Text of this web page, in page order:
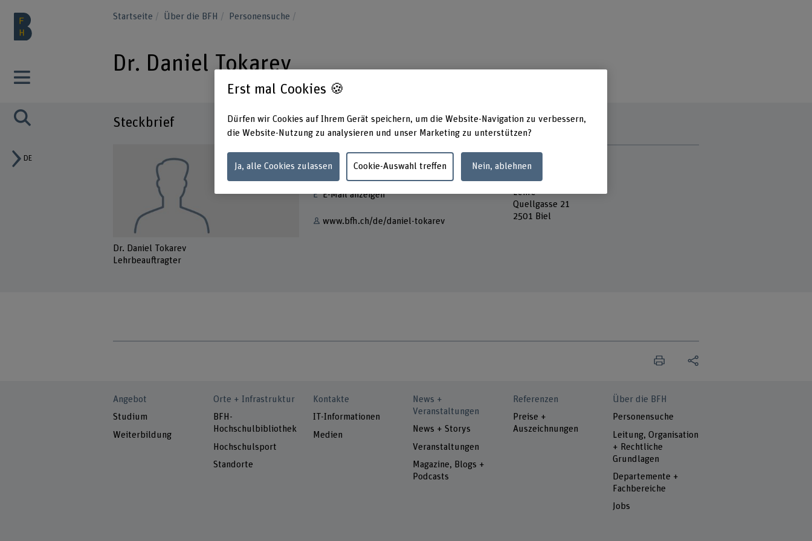
DE
Startseite Über die BFH Personensuche
Dr. Daniel Tokarev
Steckbrief
Dr. Daniel Tokarev
Lehrbeauftragter
Kontakt
E-Mail anzeigen
www.bfh.ch/de/daniel-tokarev
Adresse
Berner Fachhochschule
Technik und Informatik
Lehre
Quellgasse 21
2501 Biel
Angebot
Studium
Weiterbildung
Orte + Infrastruktur
BFH-
Hochschulbibliothek
Hochschulsport
Standorte
Kontakte
IT-Informationen
Medien
News +
Veranstaltungen
News + Storys
Veranstaltungen
Magazine, Blogs +
Podcasts
Referenzen
Preise +
Auszeichnungen
Über die BFH
Personensuche
Leitung, Organisation
+ Rechtliche
Grundlagen
Departemente +
Fachbereiche
Jobs
Erst mal Cookies 🍪
Dürfen wir Cookies auf Ihrem Gerät speichern, um die Website-Navigation zu verbessern,
die Website-Nutzung zu analysieren und unser Marketing zu unterstützen?
Ja, alle Cookies zulassen Cookie-Auswahl treffen Nein, ablehnen